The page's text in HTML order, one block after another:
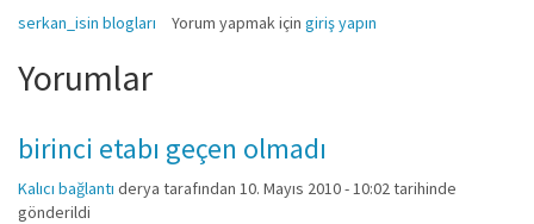
serkan_isin blogları Yorum yapmak için giriş yapın
Yorumlar
birinci etabı geçen olmadı
Kalıcı bağlantı derya tarafından 10. Mayıs 2010 - 10:02 tarihinde
gönderildi